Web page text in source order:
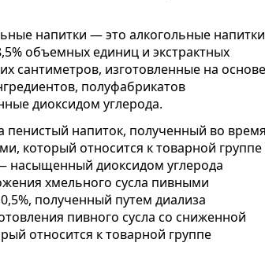
напитки — это алкогольные напитки
объемных единиц и экстрактных
сантиметров, изготовленные на основе
полуфабрикатов
диоксидом углерода.
напиток, полученный во время
который относится к товарной группе
насыщенный диоксидом углерода
хмельного сусла пивными
полученный путем диализа
пивного сусла со сниженной
относится к товарной группе